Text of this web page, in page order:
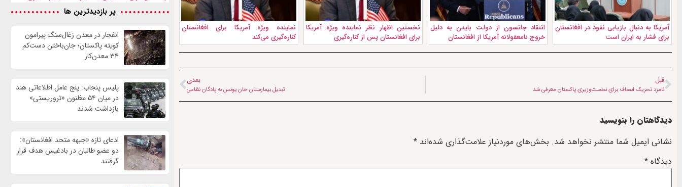
آمریکا به دنبال بازیابی نفوذ در افغانستان
برای فشار به ایران است
انتقاد جانسون از دولت بایدن به دلیل
خروج نامعقولانه آمریکا از افغانستان
نخستین اظهار نظر نماینده ویژه آمریکا
برای افغانستان پس از کناره‌گیری
نماینده ویژه آمریکا برای افغانستان
کناره‌گیری می‌کند
قبل
نامزد تحریک انصاف برای نخست‌وزیری پاکستان معرفی شد
بعدی
تبدیل بیمارستان خان یونس به پادگان نظامی
دیدگاهتان را بنویسید
نشانی ایمیل شما منتشر نخواهد شد. بخش‌های موردنیاز علامت‌گذاری شده‌اند *
دیدگاه *
پر بازدیدترین ها
انفجار در معدن زغال‌سنگ پیرامون
کویته پاکستان؛ جان‌باختن دست‌کم
۳۴ معدن‌کار
پلیس پنجاب: پنج عامل اطلاعاتی هند
در میان ۵۴ مظنون «تروریستی»
بازداشت شدند
ادعای تازه «جبهه متحد افغانستان»:
دو عضو طالبان در بادغیس هدف قرار
گرفتند